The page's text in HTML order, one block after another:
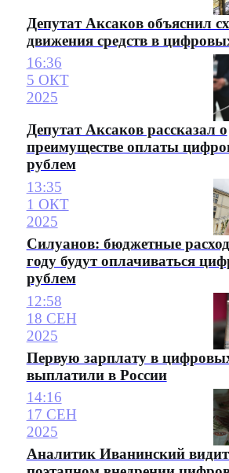
Депутат Аксаков объяснил
движения средств в
16:36
5 ОКТ
2025
Депутат Аксаков рассказал о
преимуществе оплаты
рублем
13:35
1 ОКТ
2025
Силуанов: бюджетные
году будут оплачиваться
рублем
12:58
18 СЕН
2025
Первую зарплату в
выплатили в России
14:16
17 СЕН
2025
Аналитик Иванинский